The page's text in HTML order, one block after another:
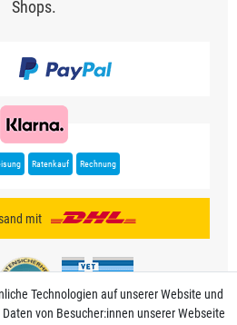
Shops.
Ratenkauf Rechnung
mit
Technologien auf unserer Website und
von Besucher:innen unserer Webseite